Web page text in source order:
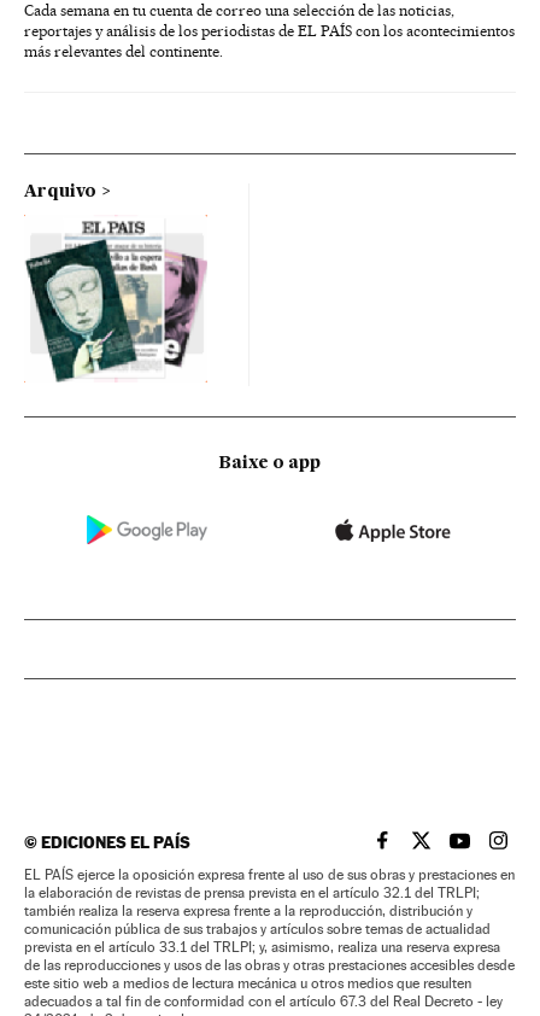
Cada semana en tu cuenta de correo una selección de las noticias,
reportajes y análisis de los periodistas de EL PAÍS con los acontecimientos
más relevantes del continente.
Arquivo
Baixe o app
©EDICIONES EL PAÍS EL PAÍS BRASIL EN
EL PAÍSEL PAÍS
EL
EL PAÍS ejerce la oposición expresa frente al uso de sus obras y prestaciones en
la elaboración de revistas de prensa prevista en el artículo 32.1 del TRLPI;
también realiza la reserva expresa frente a la reproducción, distribución y
comunicación pública de sus trabajos y artículos sobre temas de actualidad
prevista en el artículo 33.1 del TRLPI; y, asimismo, realiza una reserva expresa
de las reproducciones y usos de las obras y otras prestaciones accesibles desde
este sitio web a medios de lectura mecánica u otros medios que resulten
adecuados a tal fin de conformidad con el artículo 67.3 del Real Decreto - ley